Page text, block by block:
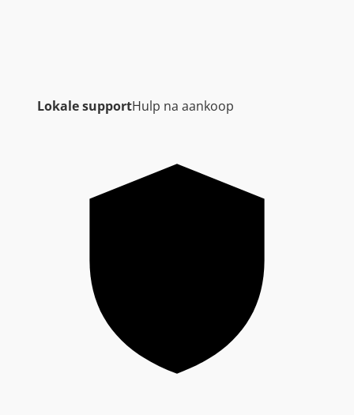
Lokale supportHulp na aankoop